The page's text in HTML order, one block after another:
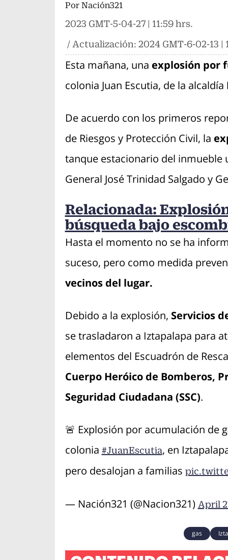
Por Nación321
2023 GMT-5-04-27 | 11:59 hrs.
/ Actualización: 2024 GMT-6-02-13 |
Esta mañana, una explosión por
colonia Juan Escutia, de la alcaldía
De acuerdo con los primeros
de Riesgos y Protección Civil, la
tanque estacionario del inmueble
General José Trinidad Salgado y
Relacionada:
búsqueda bajo
Hasta el momento no se ha
suceso, pero como medida
vecinos del lugar.
Debido a la explosión, Servicios
se trasladaron a Iztapalapa para
elementos del Escuadrón de
Cuerpo Heróico de Bomberos,
Seguridad Ciudadana (SSC).
🚨 Explosión por acumulación de
colonia #JuanEscutia, en
pero desalojan a familias
— Nación321 (@Nacion321) April
gas